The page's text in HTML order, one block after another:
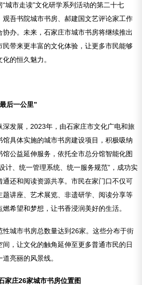
城市走读”文化研学系列活动的第二十七
吾书院城市书房、郝建国文艺评论家工作
办。未来，石家庄市城市书房将继续推出
带来更丰富的文化体验，让更多市民能够
的恒久魅力。
后一公里”
深发展，2023年，由石家庄市文化广电和旅
具体实施的城市书房建设项目，积极吸纳
公益延伸服务，依托全市总分馆智能化图
计、统一管理系统、统一服务规范”，成功实
还和阅读资源共享。市民在家门口不仅可
题讲座、艺术展览、非遗研学、阅读分享等
希望和梦想，让书香浸润美好的生活。
性城市书房总数量达到26家。这些分布于街
，让文化的触角延伸至更多普通市民的日
亮丽的风景线。
家庄26家城市书房位置图